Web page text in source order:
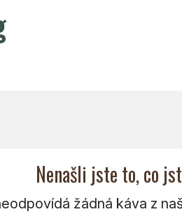
Nenašli jste to, co
žádná káva z